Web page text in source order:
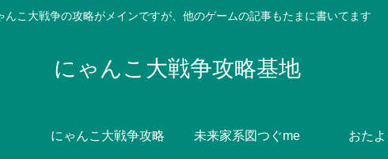
んこ大戦争の攻略がメインですが、他のゲームの記事もたまに書いてます
にゃんこ大戦争攻略基地
にゃんこ大戦争攻略 未来家系図つぐme おた